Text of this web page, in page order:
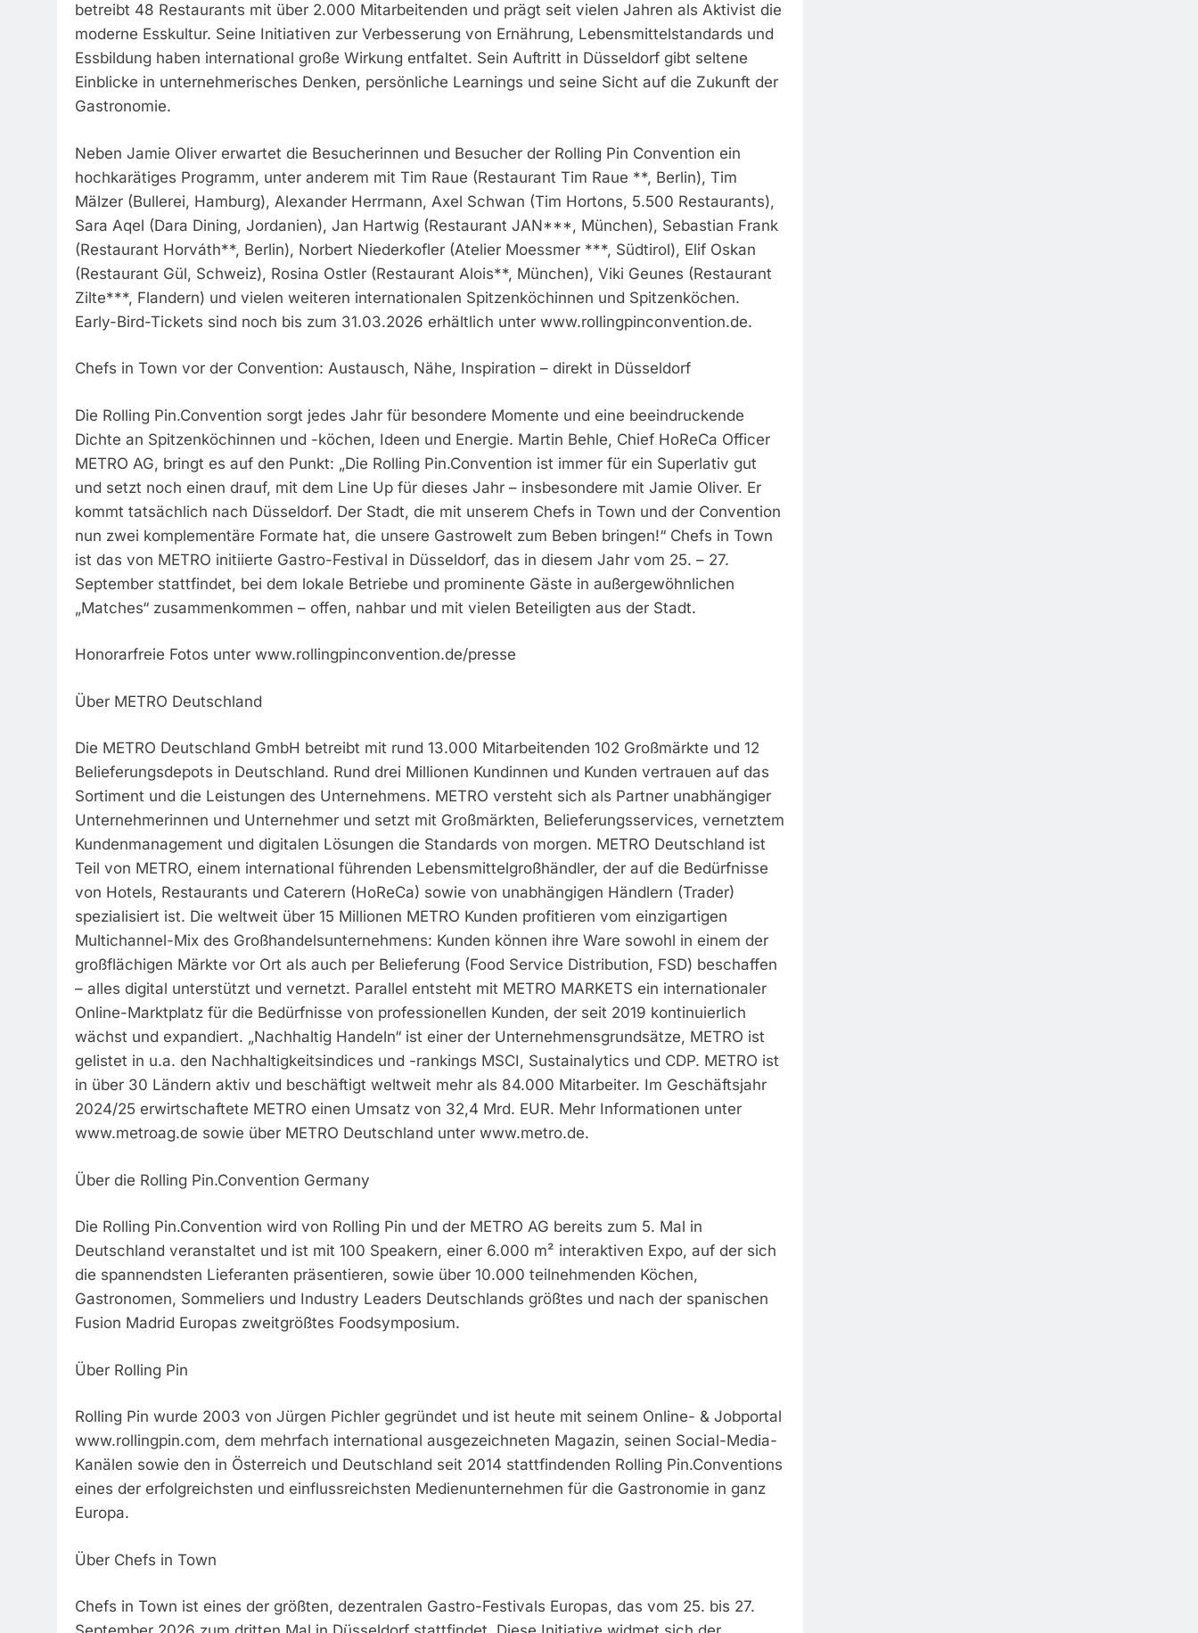
betreibt 48 Restaurants mit über 2.000 Mitarbeitenden und prägt seit vielen Jahren als Aktivist die
moderne Esskultur. Seine Initiativen zur Verbesserung von Ernährung, Lebensmittelstandards und
Essbildung haben international große Wirkung entfaltet. Sein Auftritt in Düsseldorf gibt seltene
Einblicke in unternehmerisches Denken, persönliche Learnings und seine Sicht auf die Zukunft der
Gastronomie.
Neben Jamie Oliver erwartet die Besucherinnen und Besucher der Rolling Pin Convention ein
hochkarätiges Programm, unter anderem mit Tim Raue (Restaurant Tim Raue **, Berlin), Tim
Mälzer (Bullerei, Hamburg), Alexander Herrmann, Axel Schwan (Tim Hortons, 5.500 Restaurants),
Sara Aqel (Dara Dining, Jordanien), Jan Hartwig (Restaurant JAN***, München), Sebastian Frank
(Restaurant Horváth**, Berlin), Norbert Niederkofler (Atelier Moessmer ***, Südtirol), Elif Oskan
(Restaurant Gül, Schweiz), Rosina Ostler (Restaurant Alois**, München), Viki Geunes (Restaurant
Zilte***, Flandern) und vielen weiteren internationalen Spitzenköchinnen und Spitzenköchen.
Early-Bird-Tickets sind noch bis zum 31.03.2026 erhältlich unter www.rollingpinconvention.de.
Chefs in Town vor der Convention: Austausch, Nähe, Inspiration – direkt in Düsseldorf
Die Rolling Pin.Convention sorgt jedes Jahr für besondere Momente und eine beeindruckende
Dichte an Spitzenköchinnen und -köchen, Ideen und Energie. Martin Behle, Chief HoReCa Officer
METRO AG, bringt es auf den Punkt: „Die Rolling Pin.Convention ist immer für ein Superlativ gut
und setzt noch einen drauf, mit dem Line Up für dieses Jahr – insbesondere mit Jamie Oliver. Er
kommt tatsächlich nach Düsseldorf. Der Stadt, die mit unserem Chefs in Town und der Convention
nun zwei komplementäre Formate hat, die unsere Gastrowelt zum Beben bringen!“ Chefs in Town
ist das von METRO initiierte Gastro-Festival in Düsseldorf, das in diesem Jahr vom 25. – 27.
September stattfindet, bei dem lokale Betriebe und prominente Gäste in außergewöhnlichen
„Matches“ zusammenkommen – offen, nahbar und mit vielen Beteiligten aus der Stadt.
Honorarfreie Fotos unter www.rollingpinconvention.de/presse
Über METRO Deutschland
Die METRO Deutschland GmbH betreibt mit rund 13.000 Mitarbeitenden 102 Großmärkte und 12
Belieferungsdepots in Deutschland. Rund drei Millionen Kundinnen und Kunden vertrauen auf das
Sortiment und die Leistungen des Unternehmens. METRO versteht sich als Partner unabhängiger
Unternehmerinnen und Unternehmer und setzt mit Großmärkten, Belieferungsservices, vernetztem
Kundenmanagement und digitalen Lösungen die Standards von morgen. METRO Deutschland ist
Teil von METRO, einem international führenden Lebensmittelgroßhändler, der auf die Bedürfnisse
von Hotels, Restaurants und Caterern (HoReCa) sowie von unabhängigen Händlern (Trader)
spezialisiert ist. Die weltweit über 15 Millionen METRO Kunden profitieren vom einzigartigen
Multichannel-Mix des Großhandelsunternehmens: Kunden können ihre Ware sowohl in einem der
großflächigen Märkte vor Ort als auch per Belieferung (Food Service Distribution, FSD) beschaffen
– alles digital unterstützt und vernetzt. Parallel entsteht mit METRO MARKETS ein internationaler
Online-Marktplatz für die Bedürfnisse von professionellen Kunden, der seit 2019 kontinuierlich
wächst und expandiert. „Nachhaltig Handeln“ ist einer der Unternehmensgrundsätze, METRO ist
gelistet in u.a. den Nachhaltigkeitsindices und -rankings MSCI, Sustainalytics und CDP. METRO ist
in über 30 Ländern aktiv und beschäftigt weltweit mehr als 84.000 Mitarbeiter. Im Geschäftsjahr
2024/25 erwirtschaftete METRO einen Umsatz von 32,4 Mrd. EUR. Mehr Informationen unter
www.metroag.de sowie über METRO Deutschland unter www.metro.de.
Über die Rolling Pin.Convention Germany
Die Rolling Pin.Convention wird von Rolling Pin und der METRO AG bereits zum 5. Mal in
Deutschland veranstaltet und ist mit 100 Speakern, einer 6.000 m² interaktiven Expo, auf der sich
die spannendsten Lieferanten präsentieren, sowie über 10.000 teilnehmenden Köchen,
Gastronomen, Sommeliers und Industry Leaders Deutschlands größtes und nach der spanischen
Fusion Madrid Europas zweitgrößtes Foodsymposium.
Über Rolling Pin
Rolling Pin wurde 2003 von Jürgen Pichler gegründet und ist heute mit seinem Online- & Jobportal
www.rollingpin.com, dem mehrfach international ausgezeichneten Magazin, seinen Social-Media-
Kanälen sowie den in Österreich und Deutschland seit 2014 stattfindenden Rolling Pin.Conventions
eines der erfolgreichsten und einflussreichsten Medienunternehmen für die Gastronomie in ganz
Europa.
Über Chefs in Town
Chefs in Town ist eines der größten, dezentralen Gastro-Festivals Europas, das vom 25. bis 27.